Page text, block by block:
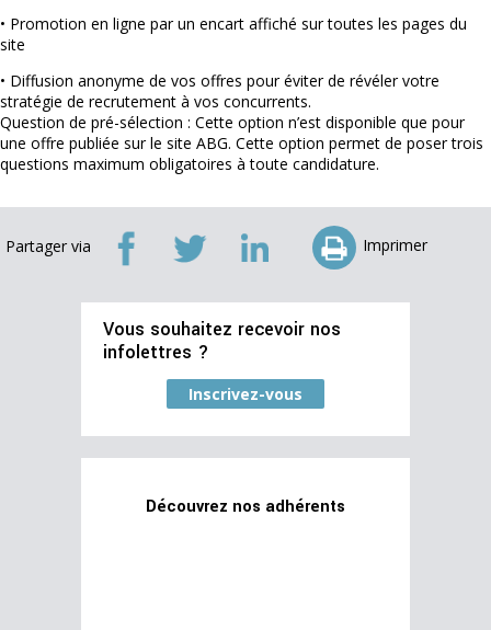
• Promotion en ligne par un encart affiché sur toutes les pages du
site
• Diffusion anonyme de vos offres pour éviter de révéler votre
stratégie de recrutement à vos concurrents.
Question de pré-sélection : Cette option n’est disponible que pour
une offre publiée sur le site ABG. Cette option permet de poser trois
questions maximum obligatoires à toute candidature.
Partager via Imprimer
Vous souhaitez recevoir nos
infolettres ?
Inscrivez-vous
Découvrez nos adhérents